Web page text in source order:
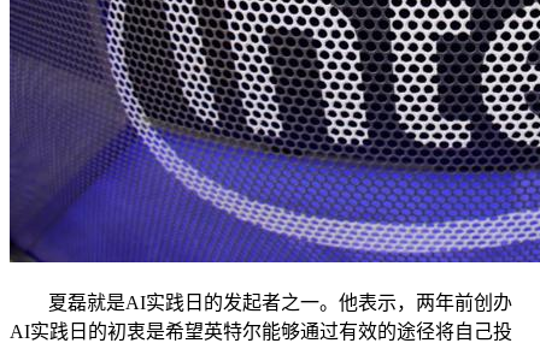
夏磊就是AI实践日的发起者之一。他表示，两年前创办
AI实践日的初衷是希望英特尔能够通过有效的途径将自己投